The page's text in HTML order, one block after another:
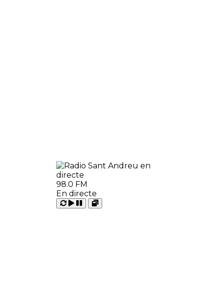
98.0 FM
En directe
Carregant
Reproduir
Pausar
Open